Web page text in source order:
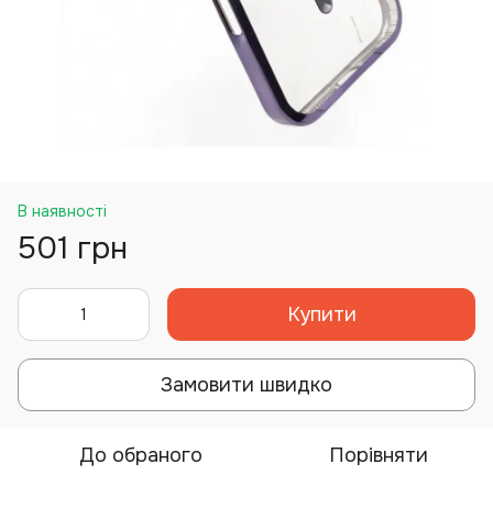
В наявності
501 грн
Купити
Замовити швидко
До обраного Порівняти